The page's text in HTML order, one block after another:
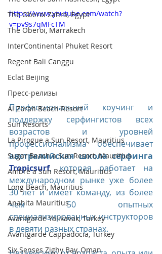
The Oberoi Zahra, Egypt
The Oberoi, Marrakech
InterContinental Phuket Resort
Regent Bali Canggu
Eclat Beijing
Пресс-релизы
Al Zorah Beach Resort
Sun Resorts
La Pirogue a Sun Resort, Mauritius
Sugar Beach a Sun Resort, Mauritius
Ambre a Sun Resort, Mauritius
Long Beach, Mauritius
Anahita Mauritius
Avantgarde Yalıkavak, Turkey
Avantgarde Cappadocia, Turkey
Six Senses Zighy Bay, Oman
https://www.youtube.com/watch?
v=pv9s7qMFcTM
​Профессиональный коучинг и
поддержку серфингистов всех
возрастов и уровней
профессионализма обеспечивает
Tropicsurf, которая работает на
международном рынке уже более
30 лет и имеет команду, из более
чем 50 опытных
специализированных инструкторов
в девяти разных странах.